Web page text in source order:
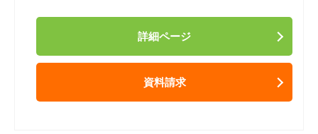
詳細ページ
資料請求